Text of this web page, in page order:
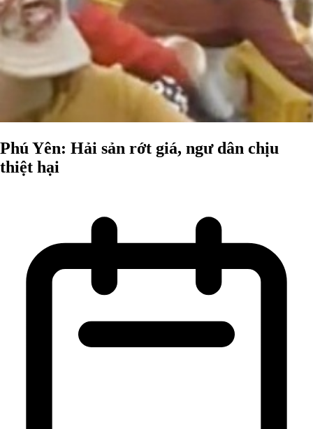
Phú Yên: Hải sản rớt giá, ngư dân chịu
thiệt hại